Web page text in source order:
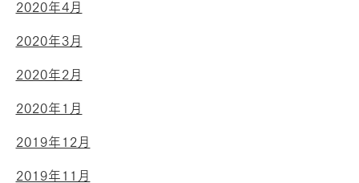
2020年4月
2020年3月
2020年2月
2020年1月
2019年12月
2019年11月